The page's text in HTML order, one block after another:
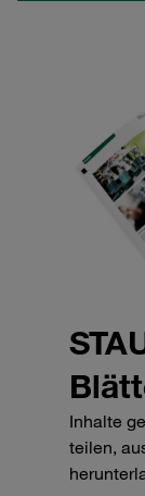
Inhalte
teilen,